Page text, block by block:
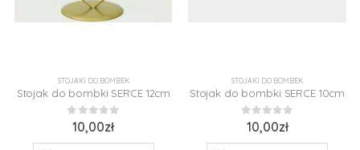
STOJAKI DO BOMBEK
Stojak do bombki SERCE 12cm
0z 5
10,00zł
STOJAKI DO BOMBEK
Stojak do bombki SERCE 10cm
z 5
10,00zł